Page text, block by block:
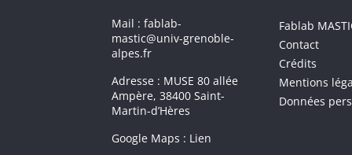
Mail : fablab-
mastic@univ-grenoble-
alpes.fr
Adresse : MUSE 80 allée
Ampère, 38400 Saint-
Martin-d’Hères
Google Maps : Lien
Menu
Fablab
Contact
Crédits
Mentions
Données